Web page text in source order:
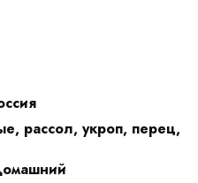
рассол, укроп, перец,